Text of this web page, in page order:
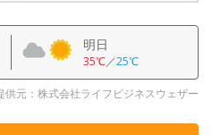
明日
35℃／25℃
供元：株式会社ライフビジネスウェザー